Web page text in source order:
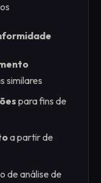
similares
para fins de
a partir de
de análise de